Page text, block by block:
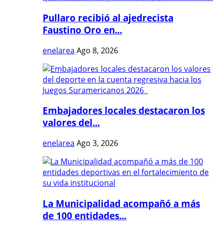
Pullaro recibió al ajedrecista
Faustino Oro en...
enelarea Ago 8, 2026
Embajadores locales destacaron los
valores del...
enelarea Ago 3, 2026
La Municipalidad acompañó a más
de 100 entidades...